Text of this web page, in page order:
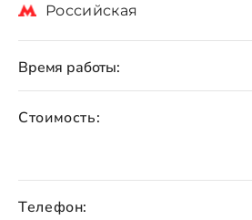
Стоимость:
Время работы:
Телефон:
Российская